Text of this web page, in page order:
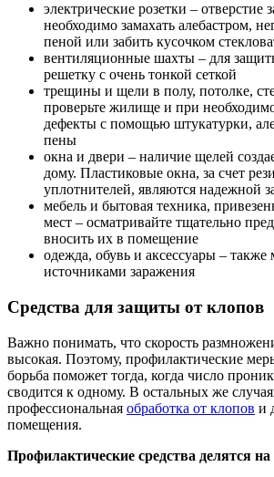
электрические розетки – отверстие
необходимо замахать алебастром,
пеной или забить кусочком
вентиляционные шахты – для
решетку с очень тонкой сеткой
трещины и щели в полу, потолке,
проверьте жилище и при
дефекты с помощью штукатурки,
пены
окна и двери – наличие щелей
дому. Пластиковые окна, за счет
уплотнителей, являются надежной
мебель и бытовая техника,
мест – осматривайте тщательно
вносить их в помещение
одежда, обувь и аксессуары – также
источниками заражения
Средства для защиты от клопов
Важно понимать, что скорость
высокая. Поэтому, профилактические
борьба поможет тогда, когда число
сводится к одному. В остальных же
профессиональная обработка от клопов и
помещения.
Профилактические средства делятся